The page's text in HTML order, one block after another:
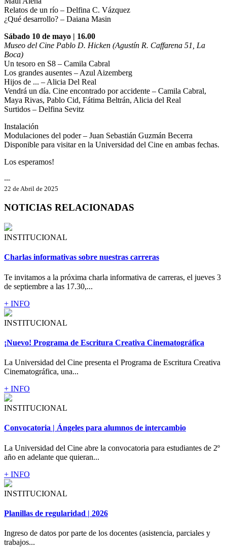
Relatos de un río – Delfina C. Vázquez
¿Qué desarrollo? – Daiana Masin
Sábado 10 de mayo | 16.00
Museo del Cine Pablo D. Hicken (Agustín R. Caffarena 51, La
Boca)
Un tesoro en S8 – Camila Cabral
Los grandes ausentes – Azul Aizemberg
Hijos de ... – Alicia Del Real
Vendrá un día. Cine encontrado por accidente – Camila Cabral,
Maya Rivas, Pablo Cid, Fátima Beltrán, Alicia del Real
Surtidos – Delfina Sevitz
Instalación
Modulaciones del poder – Juan Sebastián Guzmán Becerra
Disponible para visitar en la Universidad del Cine en ambas fechas.
Los esperamos!
---
22 de Abril de 2025
NOTICIAS RELACIONADAS
INSTITUCIONAL
Charlas informativas sobre nuestras carreras
Te invitamos a la próxima charla informativa de carreras, el jueves 3
de septiembre a las 17.30,...
+ INFO
INSTITUCIONAL
¡Nuevo! Programa de Escritura Creativa Cinematográfica
La Universidad del Cine presenta el Programa de Escritura Creativa
Cinematográfica, una...
+ INFO
INSTITUCIONAL
Convocatoria | Ángeles para alumnos de intercambio
La Universidad del Cine abre la convocatoria para estudiantes de 2º
año en adelante que quieran...
+ INFO
INSTITUCIONAL
Planillas de regularidad | 2026
Ingreso de datos por parte de los docentes (asistencia, parciales y
trabajos...